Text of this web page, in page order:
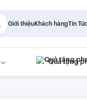
Giới thiệuKhách hàngTin
Quà tặng